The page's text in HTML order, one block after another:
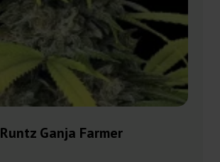
Runtz Ganja Farmer